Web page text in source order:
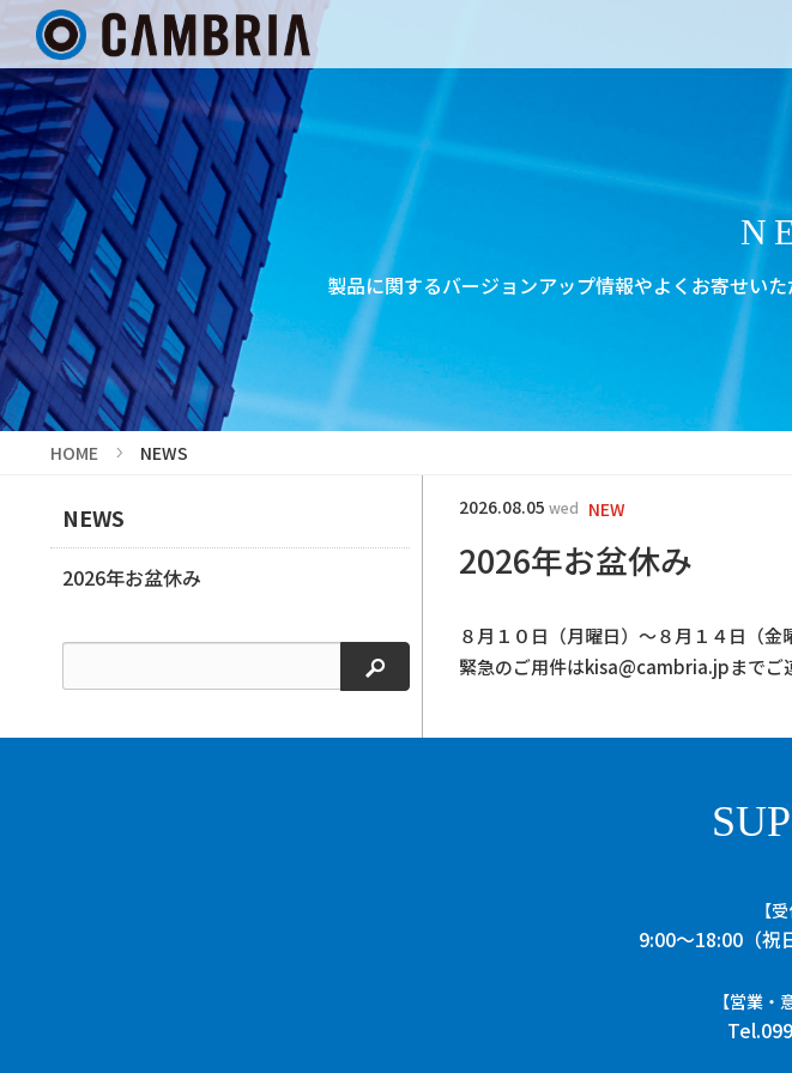
製品に関するバージョンアップ情報やよくお寄せい
HOME NEWS
2026.08.05 wed NEW
2026年お盆休み
８月１０日（月曜日）～８月１４日（金
緊急のご用件はkisa@cambria.jpまでご
NEWS
2026年お盆休み
検索
【
9:00〜18:00（祝
【営業・